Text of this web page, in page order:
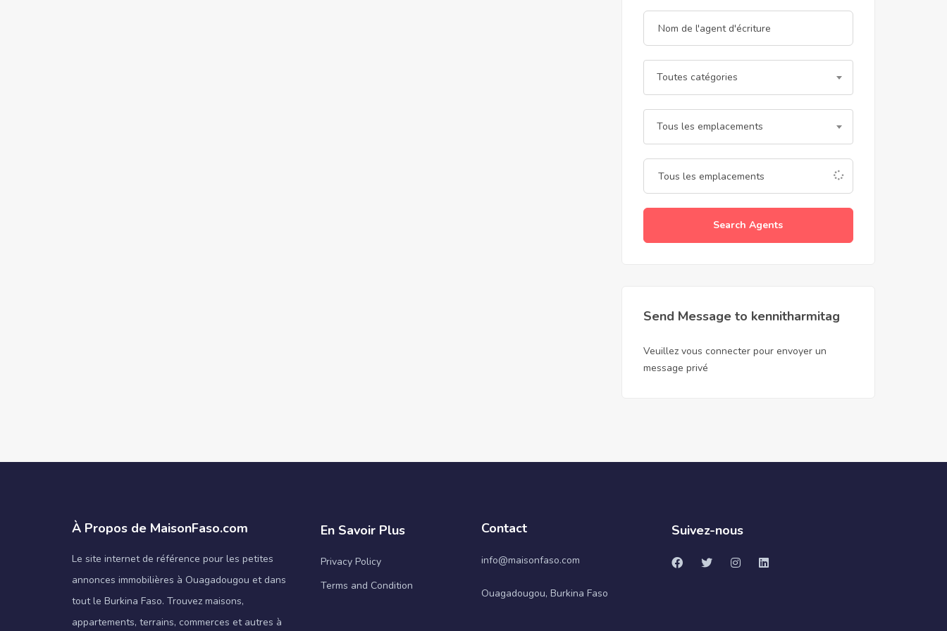
Toutes catégories
Tous les emplacements
Search Agents
Send Message to kennitharmitag
Veuillez vous connecter pour envoyer un
message privé
À Propos de MaisonFaso.com
Le site internet de référence pour les petites
annonces immobilières à Ouagadougou et dans
tout le Burkina Faso. Trouvez maisons,
appartements, terrains, commerces et autres à
En Savoir Plus
Privacy Policy
Terms and Condition
Contact
info@maisonfaso.com
Ouagadougou, Burkina Faso
Suivez-nous